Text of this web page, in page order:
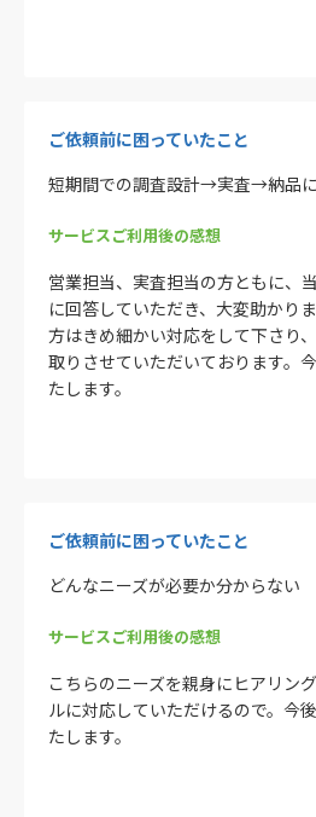
ご依頼前に困っていたこと
短期間での調査設計→実査→納品
サービスご利用後の感想
営業担当、実査担当の方ともに、
に回答していただき、大変助かり
方はきめ細かい対応をして下さり
取りさせていただいております。
たします。
ご依頼前に困っていたこと
どんなニーズが必要か分からない
サービスご利用後の感想
こちらのニーズを親身にヒアリン
ルに対応していただけるので。今
たします。